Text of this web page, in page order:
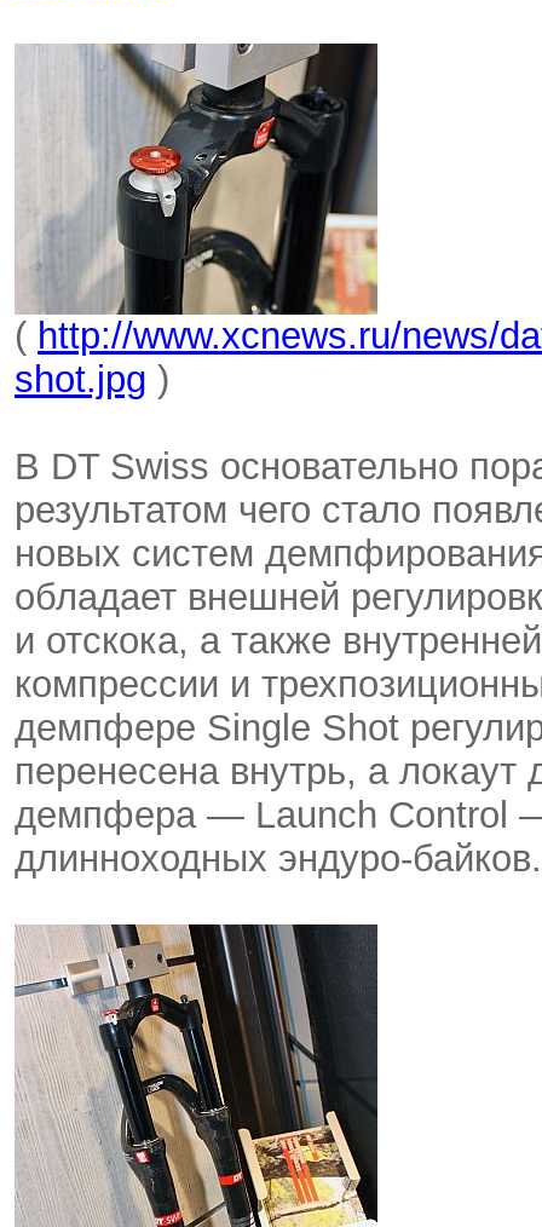
( http://www.xcnews.ru/news/
shot.jpg )
В DT Swiss основательно
результатом чего стало
новых систем
обладает внешней
и отскока, а также
компрессии и
демпфере Single Shot
перенесена внутрь, а
демпфера — Launch Control
длинноходных эндуро-байков.